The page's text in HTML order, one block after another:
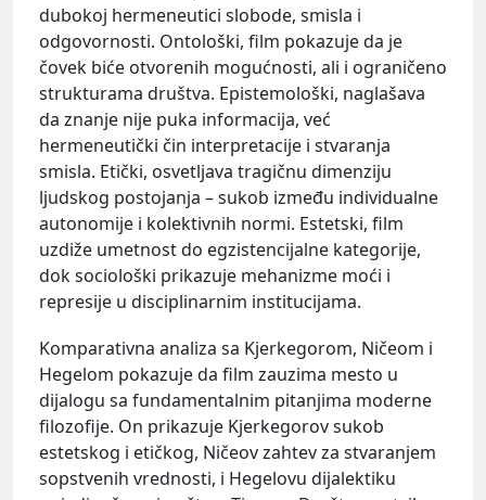
dubokoj hermeneutici slobode, smisla i
odgovornosti. Ontološki, film pokazuje da je
čovek biće otvorenih mogućnosti, ali i ograničeno
strukturama društva. Epistemološki, naglašava
da znanje nije puka informacija, već
hermeneutički čin interpretacije i stvaranja
smisla. Etički, osvetljava tragičnu dimenziju
ljudskog postojanja – sukob između individualne
autonomije i kolektivnih normi. Estetski, film
uzdiže umetnost do egzistencijalne kategorije,
dok sociološki prikazuje mehanizme moći i
represije u disciplinarnim institucijama.
Komparativna analiza sa Kjerkegorom, Ničeom i
Hegelom pokazuje da film zauzima mesto u
dijalogu sa fundamentalnim pitanjima moderne
filozofije. On prikazuje Kjerkegorov sukob
estetskog i etičkog, Ničeov zahtev za stvaranjem
sopstvenih vrednosti, i Hegelovu dijalektiku